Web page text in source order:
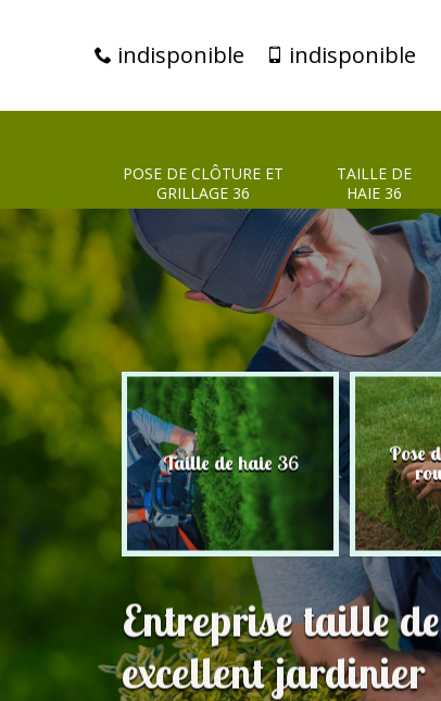
indisponible indisponible
POSE DE CLÔTURE ET
GRILLAGE 36
TAILLE DE
HAIE 36
et Taille de haie 36 Pose
Entreprise taille
excellent jardinier